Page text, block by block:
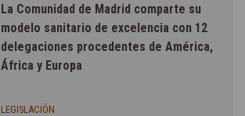
La Comunidad de Madrid comparte su
modelo sanitario de excelencia con 12
delegaciones procedentes de América,
África y Europa
LEGISLACIÓN